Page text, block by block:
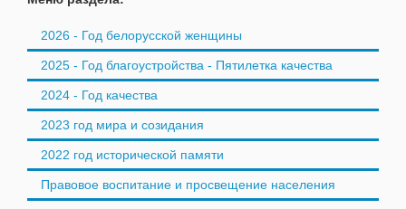
2026 - Год белорусской женщины
2025 - Год благоустройства - Пятилетка качества
2024 - Год качества
2023 год мира и созидания
2022 год исторической памяти
Правовое воспитание и просвещение населения